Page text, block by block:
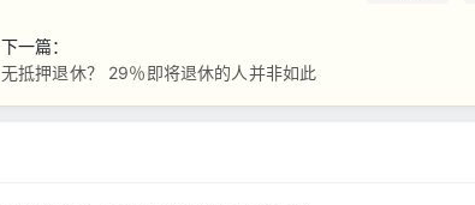
下一篇：
无抵押退休？ 29％即将退休的人并非如此